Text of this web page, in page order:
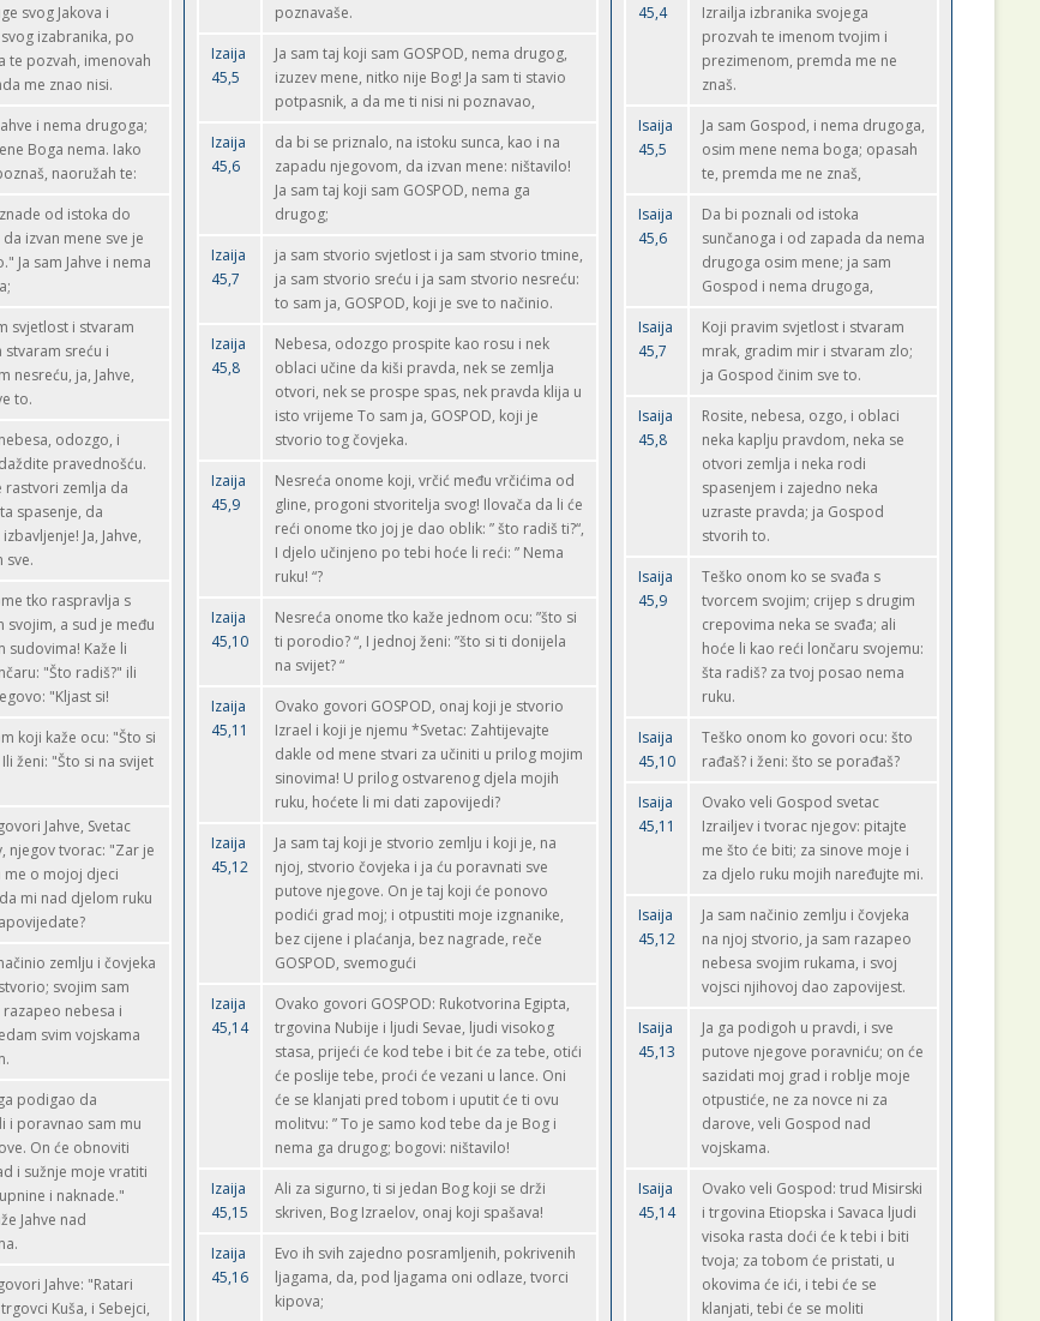
svog Jakova i
izabranika, po
te pozvah, imenovah
me znao nisi.
i nema drugoga;
Boga nema. Iako
naoružah te:
od istoka do
izvan mene sve je
Ja sam Jahve i nema
svjetlost i stvaram
stvaram sreću i
nesreću, ja, Jahve,
to.
odozgo, i
pravednošću.
rastvori zemlja da
spasenje, da
Ja, Jahve,
sve.
tko raspravlja s
svojim, a sud je među
sudovima! Kaže li
"Što radiš?" ili
"Kljast si!
koji kaže ocu: "Što si
ženi: "Što si na svijet
Jahve, Svetac
njegov tvorac: "Zar je
me o mojoj djeci
mi nad djelom ruku
zemlju i čovjeka
svojim sam
razapeo nebesa i
svim vojskama
podigao da
i poravnao sam mu
On će obnoviti
i sužnje moje vratiti
i naknade."
Jahve nad
Jahve: "Ratari
Kuša, i Sebejci,
poznavaše.
Izaija
45,5
Ja sam taj koji sam GOSPOD, nema drugog,
izuzev mene, nitko nije Bog! Ja sam ti stavio
potpasnik, a da me ti nisi ni poznavao,
Izaija
45,6
da bi se priznalo, na istoku sunca, kao i na
zapadu njegovom, da izvan mene: ništavilo!
Ja sam taj koji sam GOSPOD, nema ga
drugog;
Izaija
45,7
ja sam stvorio svjetlost i ja sam stvorio tmine,
ja sam stvorio sreću i ja sam stvorio nesreću:
to sam ja, GOSPOD, koji je sve to načinio.
Izaija
45,8
Nebesa, odozgo prospite kao rosu i nek
oblaci učine da kiši pravda, nek se zemlja
otvori, nek se prospe spas, nek pravda klija u
isto vrijeme To sam ja, GOSPOD, koji je
stvorio tog čovjeka.
Izaija
45,9
Nesreća onome koji, vrčić među vrčićima od
gline, progoni stvoritelja svog! Ilovača da li će
reći onome tko joj je dao oblik: ” što radiš ti?“,
I djelo učinjeno po tebi hoće li reći: ” Nema
ruku! “?
Izaija
45,10
Nesreća onome tko kaže jednom ocu: ”što si
ti porodio? “, I jednoj ženi: ”što si ti donijela
na svijet? “
Izaija
45,11
Ovako govori GOSPOD, onaj koji je stvorio
Izrael i koji je njemu *Svetac: Zahtijevajte
dakle od mene stvari za učiniti u prilog mojim
sinovima! U prilog ostvarenog djela mojih
ruku, hoćete li mi dati zapovijedi?
Izaija
45,12
Ja sam taj koji je stvorio zemlju i koji je, na
njoj, stvorio čovjeka i ja ću poravnati sve
putove njegove. On je taj koji će ponovo
podići grad moj; i otpustiti moje izgnanike,
bez cijene i plaćanja, bez nagrade, reče
GOSPOD, svemogući
Izaija
45,14
Ovako govori GOSPOD: Rukotvorina Egipta,
trgovina Nubije i ljudi Sevae, ljudi visokog
stasa, prijeći će kod tebe i bit će za tebe, otići
će poslije tebe, proći će vezani u lance. Oni
će se klanjati pred tobom i uputit će ti ovu
molitvu: ” To je samo kod tebe da je Bog i
nema ga drugog; bogovi: ništavilo!
Izaija
45,15
Ali za sigurno, ti si jedan Bog koji se drži
skriven, Bog Izraelov, onaj koji spašava!
Izaija
45,16
Evo ih svih zajedno posramljenih, pokrivenih
ljagama, da, pod ljagama oni odlaze, tvorci
kipova;
45,4
Izrailja izbranika svojega
prozvah te imenom tvojim i
prezimenom, premda me ne
znaš.
Isaija
45,5
Ja sam Gospod, i nema drugoga,
osim mene nema boga; opasah
te, premda me ne znaš,
Isaija
45,6
Da bi poznali od istoka
sunčanoga i od zapada da nema
drugoga osim mene; ja sam
Gospod i nema drugoga,
Isaija
45,7
Koji pravim svjetlost i stvaram
mrak, gradim mir i stvaram zlo;
ja Gospod činim sve to.
Isaija
45,8
Rosite, nebesa, ozgo, i oblaci
neka kaplju pravdom, neka se
otvori zemlja i neka rodi
spasenjem i zajedno neka
uzraste pravda; ja Gospod
stvorih to.
Isaija
45,9
Teško onom ko se svađa s
tvorcem svojim; crijep s drugim
crepovima neka se svađa; ali
hoće li kao reći lončaru svojemu:
šta radiš? za tvoj posao nema
ruku.
Isaija
45,10
Teško onom ko govori ocu: što
rađaš? i ženi: što se porađaš?
Isaija
45,11
Ovako veli Gospod svetac
Izrailjev i tvorac njegov: pitajte
me što će biti; za sinove moje i
za djelo ruku mojih naređujte mi.
Isaija
45,12
Ja sam načinio zemlju i čovjeka
na njoj stvorio, ja sam razapeo
nebesa svojim rukama, i svoj
vojsci njihovoj dao zapovijest.
Isaija
45,13
Ja ga podigoh u pravdi, i sve
putove njegove poravniću; on će
sazidati moj grad i roblje moje
otpustiće, ne za novce ni za
darove, veli Gospod nad
vojskama.
Isaija
45,14
Ovako veli Gospod: trud Misirski
i trgovina Etiopska i Savaca ljudi
visoka rasta doći će k tebi i biti
tvoja; za tobom će pristati, u
okovima će ići, i tebi će se
klanjati, tebi će se moliti